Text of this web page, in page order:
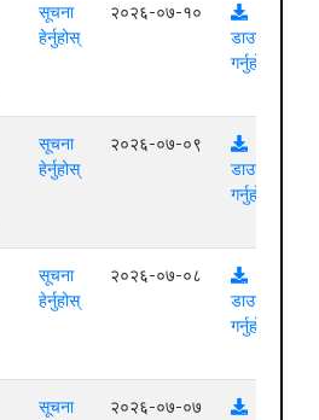
सूचना
हेर्नुहोस्
२०२६-०७-१०
डाउनलोड
गर्नुहोस्
सूचना
हेर्नुहोस्
२०२६-०७-०९
डाउनलोड
गर्नुहोस्
सूचना
हेर्नुहोस्
२०२६-०७-०८
डाउनलोड
गर्नुहोस्
सूचना
२०२६-०७-०७